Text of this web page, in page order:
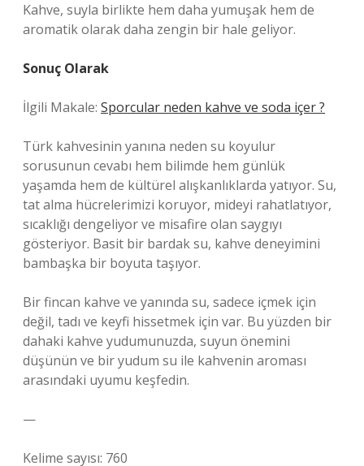
Kahve, suyla birlikte hem daha yumuşak hem de
aromatik olarak daha zengin bir hale geliyor.
Sonuç Olarak
İlgili Makale: Sporcular neden kahve ve soda içer ?
Türk kahvesinin yanına neden su koyulur
sorusunun cevabı hem bilimde hem günlük
yaşamda hem de kültürel alışkanlıklarda yatıyor. Su,
tat alma hücrelerimizi koruyor, mideyi rahatlatıyor,
sıcaklığı dengeliyor ve misafire olan saygıyı
gösteriyor. Basit bir bardak su, kahve deneyimini
bambaşka bir boyuta taşıyor.
Bir fincan kahve ve yanında su, sadece içmek için
değil, tadı ve keyfi hissetmek için var. Bu yüzden bir
dahaki kahve yudumunuzda, suyun önemini
düşünün ve bir yudum su ile kahvenin aroması
arasındaki uyumu keşfedin.
—
Kelime sayısı: 760